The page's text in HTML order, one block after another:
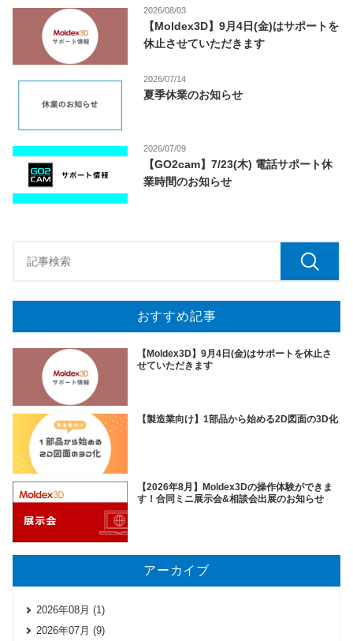
2026/08/03
【Moldex3D】9月4日(金)はサポートを
休止させていただきます
2026/07/14
夏季休業のお知らせ
2026/07/09
【GO2cam】7/23(木) 電話サポート休
業時間のお知らせ
おすすめ記事
【Moldex3D】9月4日(金)はサポートを休止さ
せていただきます
【製造業向け】1部品から始める2D図面の3D化
【2026年8月】Moldex3Dの操作体験ができま
す！合同ミニ展示会&相談会出展のお知らせ
アーカイブ
2026年08月 (1)
2026年07月 (9)